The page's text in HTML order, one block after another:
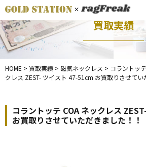
買取実績
HOME > 買取実績 > 磁気ネックレス > コラントッテ
クレス ZEST- ツイスト 47-51cm お買取りさせてい
コラントッテ COA ネックレス
お買取りさせていただきました！！